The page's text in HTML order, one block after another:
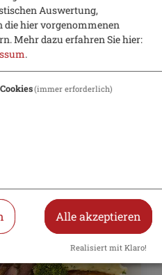
2026
der Gams
Auswertung,
die hier vorgenommenen
Mehr dazu erfahren Sie hier:
.
(immer erforderlich)
Alle akzeptieren
Realisiert mit Klaro!